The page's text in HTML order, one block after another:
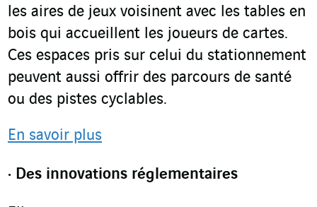
les aires de jeux voisinent avec les tables en
bois qui accueillent les joueurs de cartes.
Ces espaces pris sur celui du stationnement
peuvent aussi offrir des parcours de santé
ou des pistes cyclables.
En savoir plus
Des innovations réglementaires